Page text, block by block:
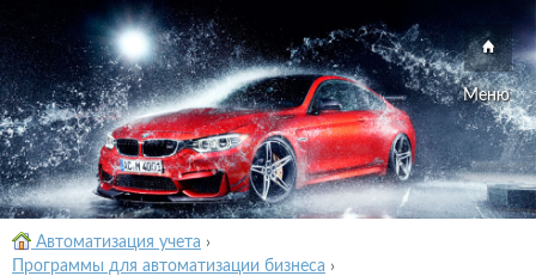
Меню
Автоматизация учета ›
Программы для автоматизации бизнеса ›